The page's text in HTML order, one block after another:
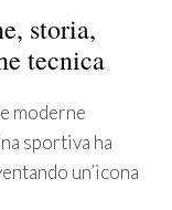
storia,
tecnica
moderne
sportiva ha
un’icona